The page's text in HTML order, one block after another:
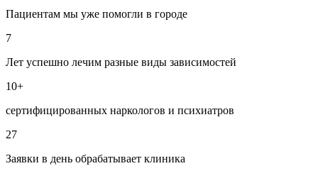
Пациентам мы уже помогли в городе
7
Лет успешно лечим разные виды зависимостей
10+
сертифицированных наркологов и психиатров
27
Заявки в день обрабатывает клиника